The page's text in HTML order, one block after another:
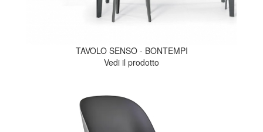
TAVOLO SENSO - BONTEMPI
Vedi il prodotto